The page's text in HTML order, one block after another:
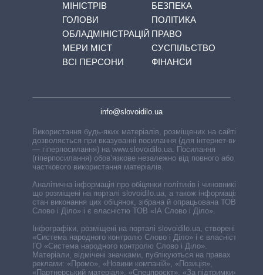
МІНІСТРІВ
ГОЛОВИ
ОБЛАДМІНІСТРАЦІЙ
МЕРИ МІСТ
ВСІ ПЕРСОНИ
БЕЗПЕКА
ПОЛІТИКА
ПРАВО
СУСПІЛЬСТВО
ФІНАНСИ
info@slovoidilo.ua
Використання будь-яких матеріалів, розміщених на сайті,
дозволяється при вказуванні посилання (для інтернет-видань
— гіперпосилання) на www.slovoidilo.ua. Посилання
(гіперпосилання) обов’язкове незалежно від повного або
часткового використання матеріалів.
Аналітична інформація про обіцянки політиків і чиновників,
що розміщені на порталі slovoidilo.ua, а також інформація про
стан виконання цих обіцянок, зібрана й опрацьована ТОВ «ІА
Слово і Діло» і є власністю ТОВ «ІА Слово і Діло».
Інфографіки, розміщені на порталі slovoidilo.ua, створені ГО
«Система народного контролю Слово і Діло» і є власністю
ГО «Система народного контролю Слово і Діло».
Матеріали, відмічені значками, публікуються на правах
реклами: «Промо», «Новини компаній», «Позиція»,
«Партнерський матеріал», «Спецпроєкт», «За підтримки».